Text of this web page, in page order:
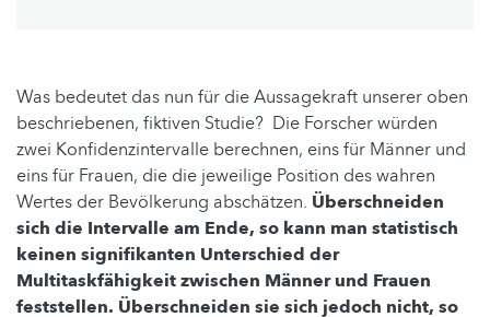
Was bedeutet das nun für die Aussagekraft unserer oben
beschriebenen, fiktiven Studie? Die Forscher würden
zwei Konfidenzintervalle berechnen, eins für Männer und
eins für Frauen, die die jeweilige Position des wahren
Wertes der Bevölkerung abschätzen. Überschneiden
sich die Intervalle am Ende, so kann man statistisch
keinen signifikanten Unterschied der
Multitaskfähigkeit zwischen Männer und Frauen
feststellen. Überschneiden sie sich jedoch nicht, so